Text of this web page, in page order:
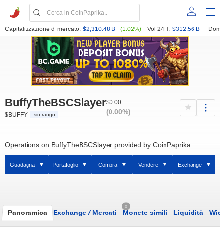
Capitalizzazione di mercato: $2,310.48 B (1.02%) Vol 24H: $312.56 B
BuffyTheBSCSlayer
$BUFFY sin rango
$0.00
(0.00%)
Operations on BuffyTheBSCSlayer provided by CoinPaprika
Guadagna Portafoglio Compra Vendere Exchange
Panoramica Exchange /Mercati
0
Monete simili Liquidità